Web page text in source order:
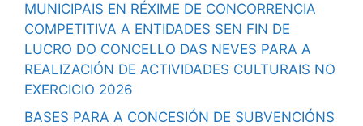
MUNICIPAIS EN RÉXIME DE CONCORRENCIA
COMPETITIVA A ENTIDADES SEN FIN DE
LUCRO DO CONCELLO DAS NEVES PARA A
REALIZACIÓN DE ACTIVIDADES CULTURAIS NO
EXERCICIO 2026
BASES PARA A CONCESIÓN DE SUBVENCIÓNS